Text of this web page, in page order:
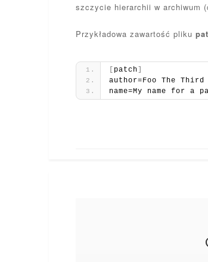
szczycie hierarchii w archiwum
Przykładowa zawartość pliku
patch
author=Foo The Third
name=My name for a